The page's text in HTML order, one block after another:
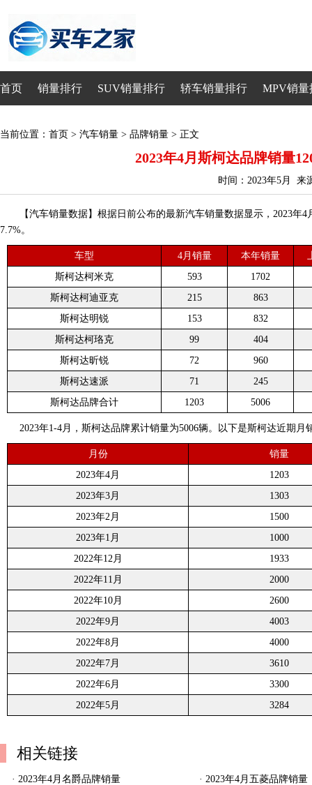
首页 销量排行 SUV销量排行 轿车销量排行 MPV销量
当前位置： 首页 > 汽车销量 > 品牌销量 > 正文
2023年4月斯柯达品牌销量
时间：2023年5月 来
【汽车销量数据】根据日前公布的最新汽车销量数据显示，2023年
7.7%。
车型 4月销量 本年销量
斯柯达柯米克
593
1702
斯柯达柯迪亚克
215
863
斯柯达明锐
153
832
斯柯达柯珞克
99
404
斯柯达昕锐
72
960
斯柯达速派
71
245
斯柯达品牌合计
1203 5006
2023年1-4月，斯柯达品牌累计销量为5006辆。以下是斯柯达近期月
月份
销量
2023年4月
1203
2023年3月
1303
2023年2月
1500
2023年1月
1000
2022年12月
1933
2022年11月
2000
2022年10月
2600
2022年9月
4003
2022年8月
4000
2022年7月
3610
2022年6月
3300
2022年5月
3284
相关链接
· 2023年4月名爵品牌销量 ·2023年4月五菱品牌销量